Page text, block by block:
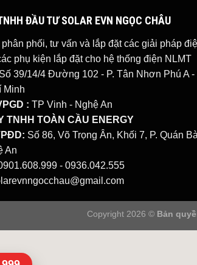
ĐẦU TƯ SOLAR EVN NGỌC CHÂU
phân phối, tư vấn và lắp đặt các giải pháp
phụ kiện lắp đặt cho hệ thống điện NLMT
Số 39/14/4 Đường 102 - P. Tân Nhơn Phú A -
Minh
: TP Vinh - Nghệ An
TNHH TOÀN CẦU ENERGY
Số 86, Võ Trọng Ân, Khối 7, P. Quán
An
- 0936.042.555
Copyright 2026 © Bản